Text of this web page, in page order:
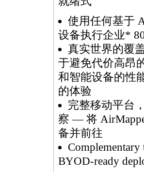
使用任何基于
设备执行企业*
真实世界的覆
于避免代价高昂
和智能设备的性
的体验
完整移动平台
察 — 将
备并前往
BYOD-ready